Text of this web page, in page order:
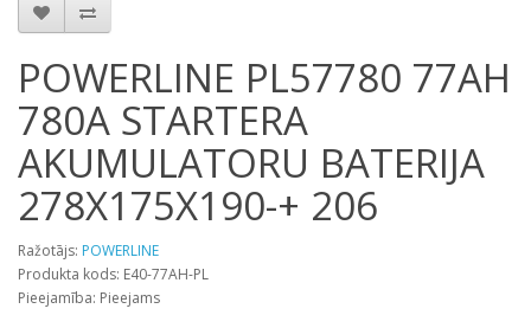
POWERLINE PL57780 77AH
780A STARTERA
AKUMULATORU BATERIJA
278X175X190-+ 206
Ražotājs: POWERLINE
Produkta kods: E40-77AH-PL
Pieejamība: Pieejams